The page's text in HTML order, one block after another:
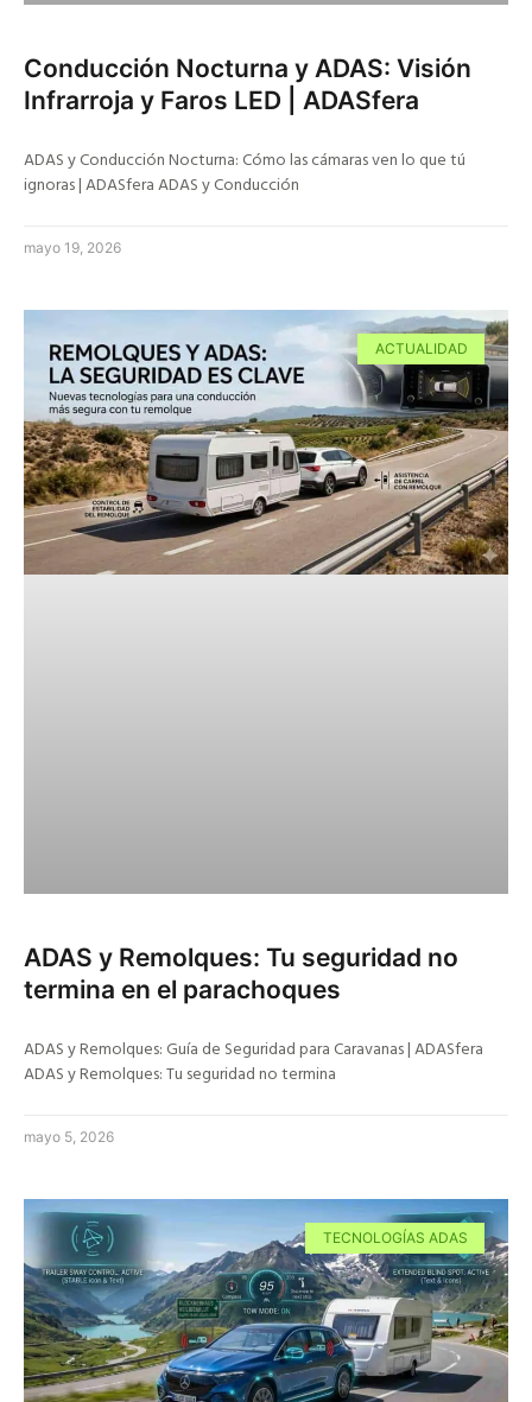
Conducción Nocturna y ADAS: Visión
Infrarroja y Faros LED | ADASfera
ADAS y Conducción Nocturna: Cómo las cámaras ven lo que tú
ignoras | ADASfera ADAS y Conducción
mayo 19, 2026
ACTUALIDAD
ADAS y Remolques: Tu seguridad no
termina en el parachoques
ADAS y Remolques: Guía de Seguridad para Caravanas | ADASfera
ADAS y Remolques: Tu seguridad no termina
mayo 5, 2026
TECNOLOGÍAS ADAS